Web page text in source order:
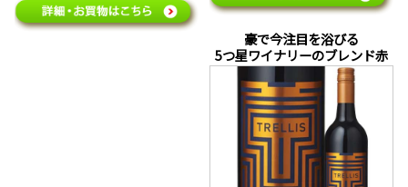
豪で今注目を浴びる
5つ星ワイナリーのブレンド赤